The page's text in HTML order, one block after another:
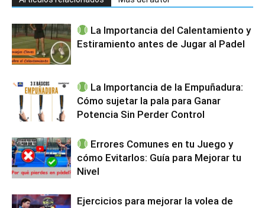
La Importancia del Calentamiento y
Estiramiento antes de Jugar al Padel
La Importancia de la Empuñadura:
Cómo sujetar la pala para Ganar
Potencia Sin Perder Control
Errores Comunes en tu Juego y
cómo Evitarlos: Guía para Mejorar tu
Nivel
Ejercicios para mejorar la volea de